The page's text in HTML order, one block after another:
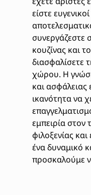
είστε
συνεργάζεστε
κουζίνας και
διασφαλίσετε
χώρου. Η
και ασφάλειας
ικανότητα να
εμπειρία στον
φιλοξενίας
ένα δυναμικό
προσκαλούμε